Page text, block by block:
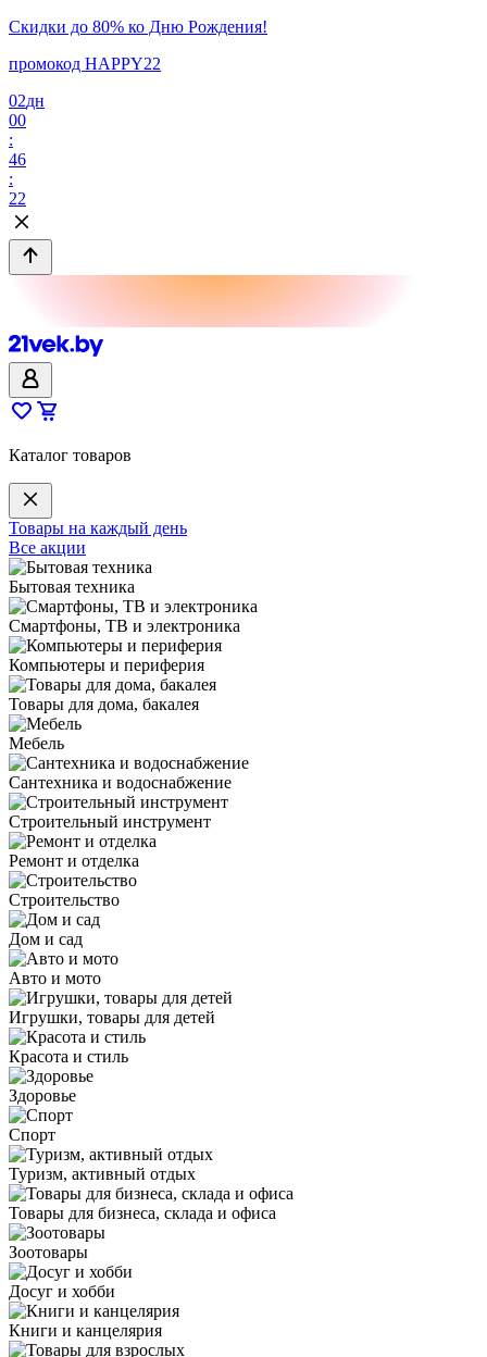
Скидки до 80% ко Дню Рождения!
промокод HAPPY22
02дн
00
:
46
:
22
Каталог товаров
Товары на каждый день
Все акции
Бытовая техника
Смартфоны, ТВ и электроника
Компьютеры и периферия
Товары для дома, бакалея
Мебель
Сантехника и водоснабжение
Строительный инструмент
Ремонт и отделка
Строительство
Дом и сад
Авто и мото
Игрушки, товары для детей
Красота и стиль
Здоровье
Спорт
Туризм, активный отдых
Товары для бизнеса, склада и офиса
Зоотовары
Досуг и хобби
Книги и канцелярия